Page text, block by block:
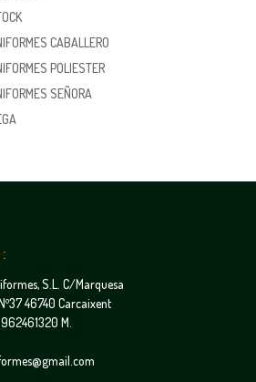
CABALLERO
POLIESTER
SEÑORA
S.L. C/Marquesa
46740 Carcaixent
M.